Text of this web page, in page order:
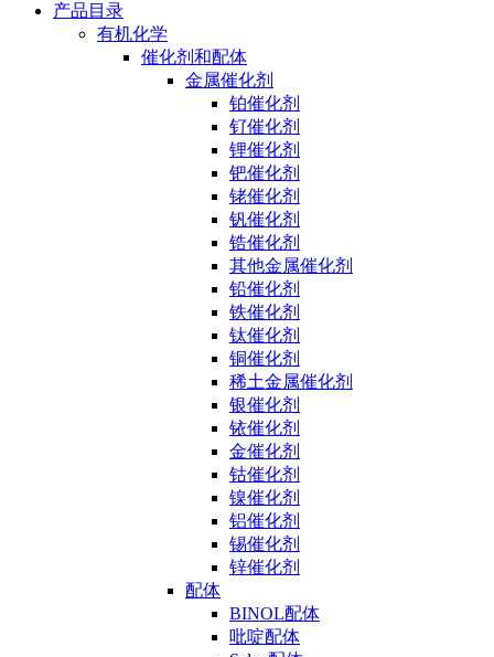
产品目录
有机化学
催化剂和配体
金属催化剂
铂催化剂
钌催化剂
锂催化剂
钯催化剂
铑催化剂
钒催化剂
锆催化剂
其他金属催化剂
铅催化剂
铁催化剂
钛催化剂
铜催化剂
稀土金属催化剂
银催化剂
铱催化剂
金催化剂
钴催化剂
镍催化剂
铝催化剂
锡催化剂
锌催化剂
配体
BINOL配体
吡啶配体